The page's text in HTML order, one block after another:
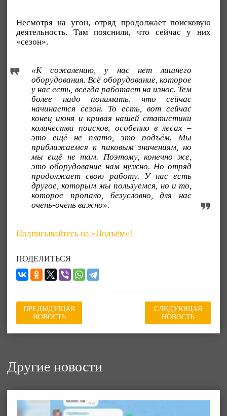
Несмотря на угон, отряд продолжает поисковую
деятельность. Там пояснили, что сейчас у них
«сезон».
«К сожалению, у нас нет лишнего
оборудования. Всё оборудование, которое
у нас есть, всегда работает на износ. Тем
более надо понимать, что сейчас
начинается сезон. То есть, вот сейчас
конец июня и кривая нашей статистики
количества поисков, особенно в лесах –
это ещё не плато, это подъём. Мы
приближаемся к пиковым значениям, но
мы ещё не там. Поэтому, конечно же,
это оборудование нам нужно. Но отряд
продолжает свою работу. У нас есть
другое, которым мы пользуемся, но и то,
которое пропало, безусловно, для нас
очень-очень важно».
Подписывайтесь на «Подъём»!
ПОДЕЛИТЬСЯ
ПРЕДЫДУЩАЯ
НОВОСТЬ
СЛЕДУЮЩАЯ
НОВОСТЬ
Другие новости